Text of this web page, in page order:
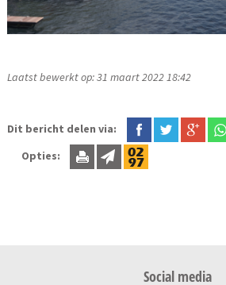
Laatst bewerkt op: 31 maart 2022 18:42
Dit bericht delen via:
Opties:
Social media